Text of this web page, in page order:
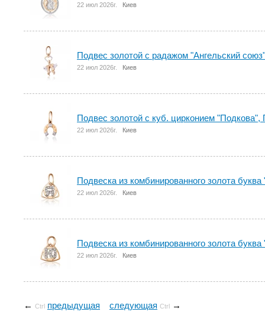
22 июл 2026г. Киев
Подвес золотой с радажом "Ангельский
22 июл 2026г. Киев
Подвес золотой с куб. цирконием "Подкова",
22 июл 2026г. Киев
Подвеска из комбинированного золота
22 июл 2026г. Киев
Подвеска из комбинированного золота
22 июл 2026г. Киев
← Ctrl предыдущая следующая Ctrl →